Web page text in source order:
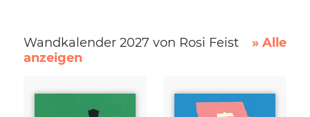
Wandkalender 2027 von Rosi Feist
» Alle
anzeigen